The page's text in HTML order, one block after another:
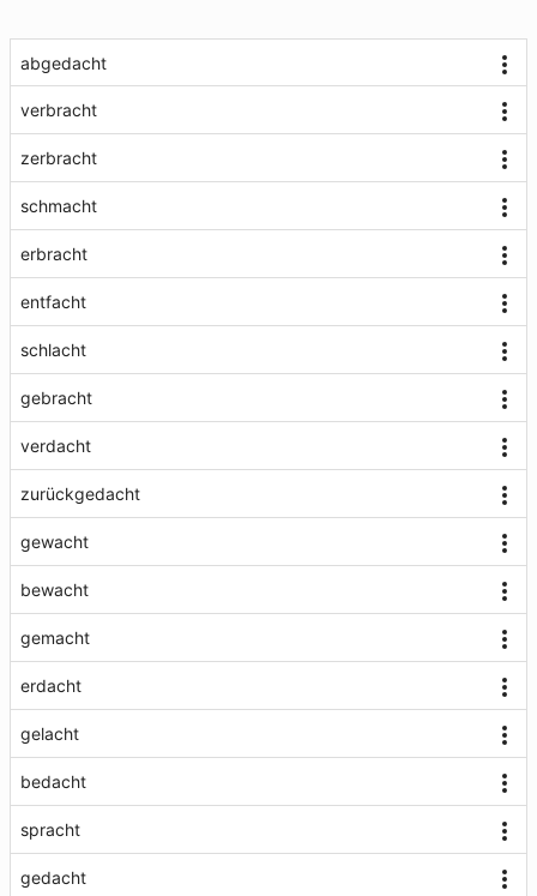
abgedacht
verbracht
zerbracht
schmacht
erbracht
entfacht
schlacht
gebracht
verdacht
zurückgedacht
gewacht
bewacht
gemacht
erdacht
gelacht
bedacht
spracht
gedacht